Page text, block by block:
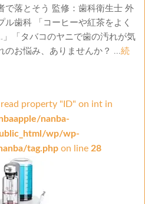
で落とそう 監修：歯科衛生士 外
歯科 「コーヒーや紅茶をよく
「タバコのヤニで歯の汚れが気
のお悩み、ありませんか？ ...続
property "ID" on int in
nanba-
wp/wp-
tag.phpon line 28